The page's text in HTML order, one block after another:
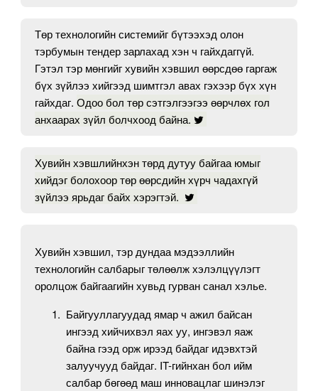
Төр технологийн системийг бүтээхэд олон
тэрбумын тендер зарлахад хэн ч гайхдаггүй.
Гэтэл тэр мөнгийг хувийн хэвшил өөрсдөө гаргаж
бүх зүйлээ хийгээд шимтгэл авах гэхээр бүх хүн
гайхдаг.Одоо бол төр сэтгэлгээгээ өөрчлөх гол
анхаарах зүйл болчхоод байна.
Хувийн хэвшлийнхэн төрд дутуу байгаа юмыг
хийдэг болохоор төр өөрсдийн хүрч чадахгүй
зүйлээ ярьдаг байх хэрэгтэй.
Хувийн хэвшил, тэр дундаа мэдээллийн
технологийн салбарыг төлөөлж хэлэлцүүлэгт
оролцож байгаагийн хувьд гурван санал хэлье.
Байгууллагуудад ямар ч ажил байсан
ингээд хийчихвэл яах уу, ингэвэл яаж
байна гээд орж ирээд байдаг идэвхтэй
залуучууд байдаг. IT-гийнхан бол ийм
салбар бөгөөд маш инновацлаг шинэлэг